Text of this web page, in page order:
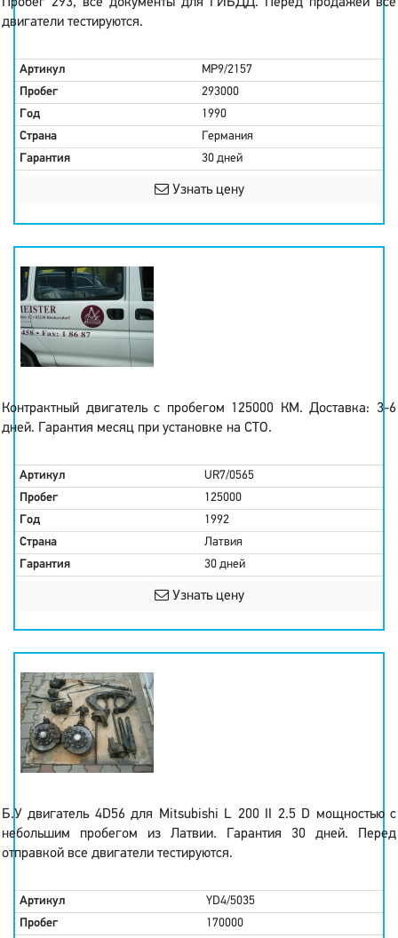
двигатели тестируются.
Артикул
MP9/2157
Пробег
293000
Год
1990
Страна
Германия
Гарантия
30 дней
Узнать цену
Контрактный двигатель с пробегом 125000 КМ. Доставка: 3-6
дней. Гарантия месяц при установке на СТО.
Артикул
UR7/0565
Пробег
125000
Год
1992
Страна
Латвия
Гарантия
30 дней
Узнать цену
Б.У двигатель 4D56 для Mitsubishi L 200 II 2.5 D мощностью с
небольшим пробегом из Латвии. Гарантия 30 дней. Перед
отправкой все двигатели тестируются.
Артикул
YD4/5035
Пробег
170000